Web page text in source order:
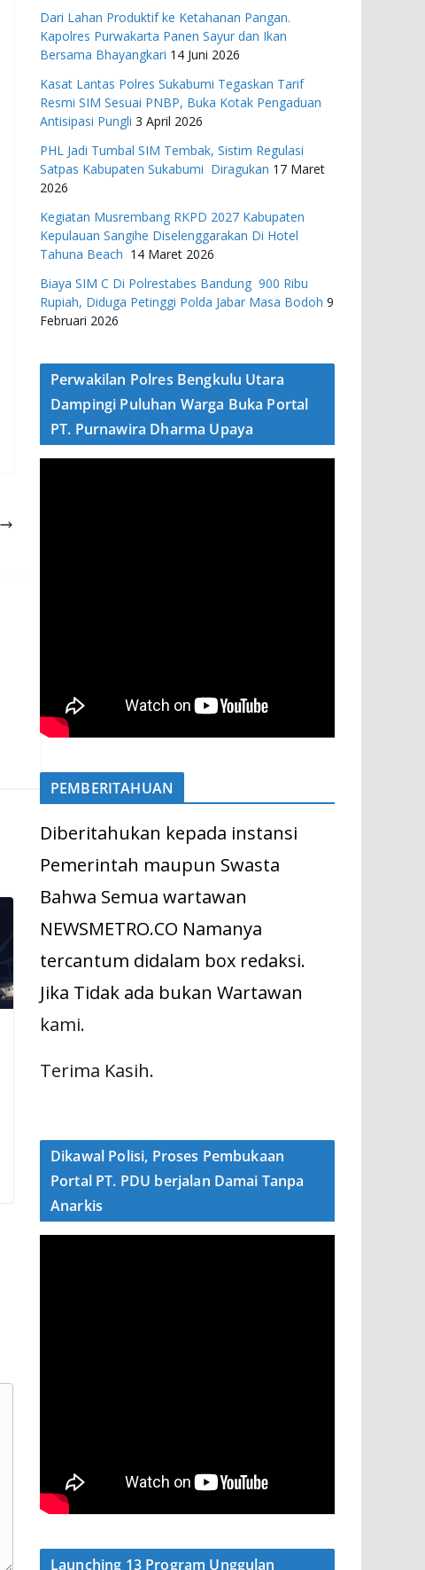
Dari Lahan Produktif ke Ketahanan Pangan.
Kapolres Purwakarta Panen Sayur dan Ikan
Bersama Bhayangkari 14 Juni 2026
Kasat Lantas Polres Sukabumi Tegaskan Tarif
Resmi SIM Sesuai PNBP, Buka Kotak Pengaduan
Antisipasi Pungli 3 April 2026
PHL Jadi Tumbal SIM Tembak, Sistim Regulasi
Satpas Kabupaten Sukabumi Diragukan 17 Maret
2026
Kegiatan Musrembang RKPD 2027 ​Kabupaten
Kepulauan Sangihe Diselenggarakan Di Hotel
Tahuna Beach 14 Maret 2026
Biaya SIM C Di Polrestabes Bandung 900 Ribu
Rupiah, Diduga Petinggi Polda Jabar Masa Bodoh 9
Februari 2026
Perwakilan Polres Bengkulu Utara
Dampingi Puluhan Warga Buka Portal
PT. Purnawira Dharma Upaya
PEMBERITAHUAN
Diberitahukan kepada instansi
Pemerintah maupun Swasta
Bahwa Semua wartawan
NEWSMETRO.CO Namanya
tercantum didalam box redaksi.
Jika Tidak ada bukan Wartawan
kami.
Terima Kasih.
Dikawal Polisi, Proses Pembukaan
Portal PT. PDU berjalan Damai Tanpa
Anarkis
Launching 13 Program Unggulan